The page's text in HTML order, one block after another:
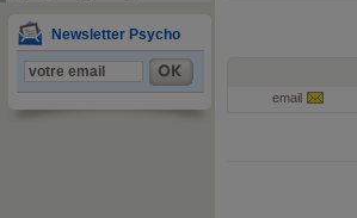
Newsletter Psycho
email